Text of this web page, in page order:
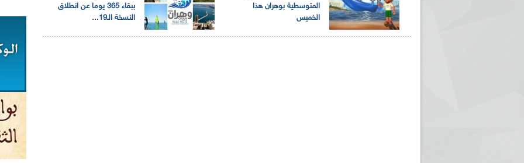
ببقاء 365 يوما عن انطلاق
النسخة الـ19...
المتوسطية بوهران هذا
الخميس